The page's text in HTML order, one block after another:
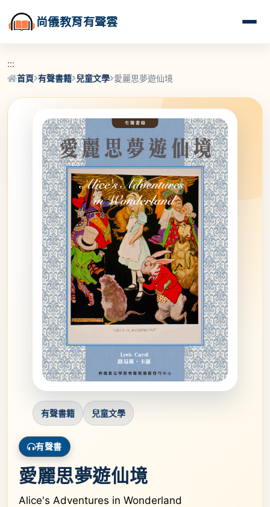
尚儀教育有聲雲
:::
首頁 有聲書籍 兒童文學 愛麗思夢遊仙境
有聲書籍 兒童文學
有聲書
愛麗思夢遊仙境
Alice's Adventures in Wonderland